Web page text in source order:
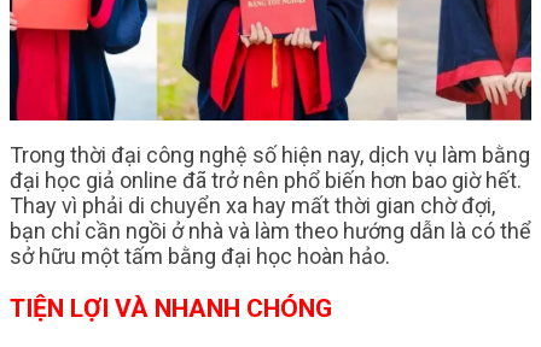
Trong thời đại công nghệ số hiện nay, dịch vụ làm bằng
đại học giả online đã trở nên phổ biến hơn bao giờ hết.
Thay vì phải di chuyển xa hay mất thời gian chờ đợi,
bạn chỉ cần ngồi ở nhà và làm theo hướng dẫn là có thể
sở hữu một tấm bằng đại học hoàn hảo.
TIỆN LỢI VÀ NHANH CHÓNG